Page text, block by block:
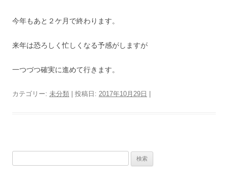
今年もあと２ケ月で終わります。
来年は恐ろしく忙しくなる予感がしますが
一つづつ確実に進めて行きます。
カテゴリー: 未分類 | 投稿日: 2017年10月29日 |
索: